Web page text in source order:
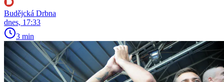
Budějcká Drbna
dnes, 17:33
3 min